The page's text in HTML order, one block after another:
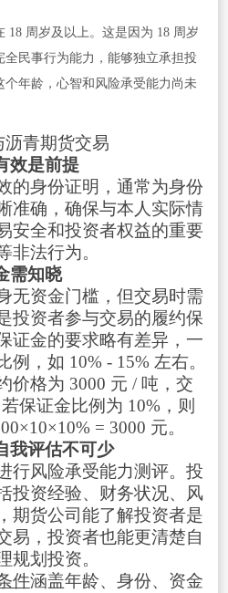
18 周岁及以上。这是因为 18 周岁
民事行为能力，能够独立承担投
年龄，心智和风险承受能力尚未
效是前提
的身份证明，通常为身份
准确，确保与本人实际情
安全和投资者权益的重要
非法行为。
需知晓
无资金门槛，但交易时需
投资者参与交易的履约保
证金的要求略有差异，一
，如 10% - 15% 左右。
价格为 3000 元 / 吨，交
保证金比例为 10%，则
= 3000 元。
我评估不可少
行风险承受能力测评。投
投资经验、财务状况、风
期货公司能了解投资者是
易，投资者也能更清楚自
规划投资。
件涵盖年龄、身份、资金